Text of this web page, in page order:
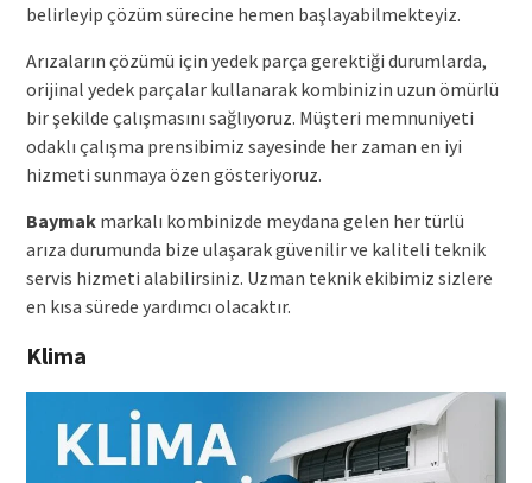
belirleyip çözüm sürecine hemen başlayabilmekteyiz.
Arızaların çözümü için yedek parça gerektiği durumlarda,
orijinal yedek parçalar kullanarak kombinizin uzun ömürlü
bir şekilde çalışmasını sağlıyoruz. Müşteri memnuniyeti
odaklı çalışma prensibimiz sayesinde her zaman en iyi
hizmeti sunmaya özen gösteriyoruz.
Baymakmarkalı kombinizde meydana gelen her türlü
arıza durumunda bize ulaşarak güvenilir ve kaliteli teknik
servis hizmeti alabilirsiniz. Uzman teknik ekibimiz sizlere
en kısa sürede yardımcı olacaktır.
Klima